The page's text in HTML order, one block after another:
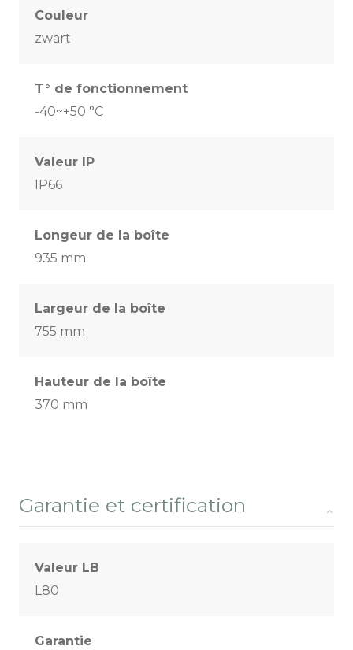
Couleur
zwart
T° de fonctionnement
-40~+50 °C
Valeur IP
IP66
Longeur de la boîte
935 mm
Largeur de la boîte
755 mm
Hauteur de la boîte
370 mm
Garantie et certification
Valeur LB
L80
Garantie